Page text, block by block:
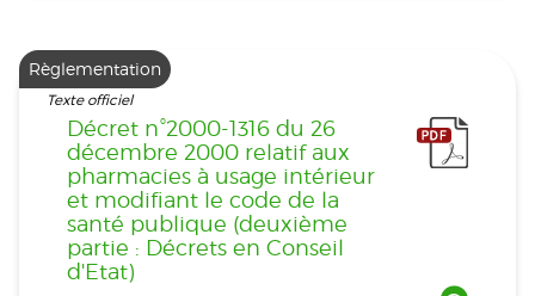
Règlementation
Texte officiel
Décret n°2000-1316 du 26
décembre 2000 relatif aux
pharmacies à usage intérieur
et modifiant le code de la
santé publique (deuxième
partie : Décrets en Conseil
d'Etat)